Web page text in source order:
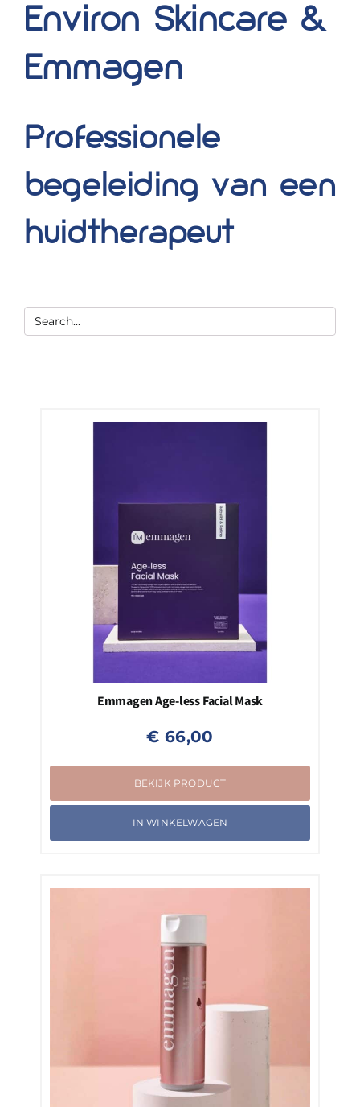
Over ons
Afspraak maken
Environ Skincare &
Emmagen
Professionele
begeleiding van een
huidtherapeut
Zoeken
naar:
Emmagen Age-less Facial Mask
€ 66,00
BEKIJK PRODUCT
IN WINKELWAGEN